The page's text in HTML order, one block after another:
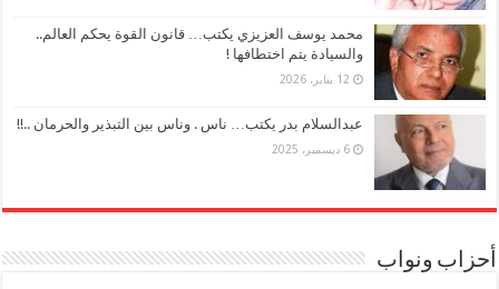
محمد يوسف العزيزي يكتب… قانون القوة يحكم العالم..
والسيادة يتم اختطافها !
12 يناير، 2026
عبدالسلام بدر يكتب… ناس . وناس بين التبذير والحرمان ..!!
6 ديسمبر، 2025
أحزاب ونواب